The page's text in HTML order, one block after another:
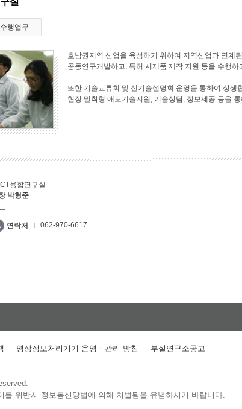
수행업무
호남권지역 산업을 육성하기 위하여 지역산업과 연계
공동연구개발하고, 특허 시제품 제작 지원 등을 수행하
또한 기술교류회 및 신기술설명회 운영을 통하여 상
현장 밀착형 애로기술지원, 기술상담, 정보제공 등을
융합연구실
박형준
연락처 062-970-6617
영상정보처리기기 운영ㆍ관리 방침 부설연구소공고
위반시 정보통신망법에 의해 처벌됨을 유념하시기 바랍니다.